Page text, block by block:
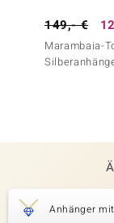
149,- €
Marambaia-
Anhänger